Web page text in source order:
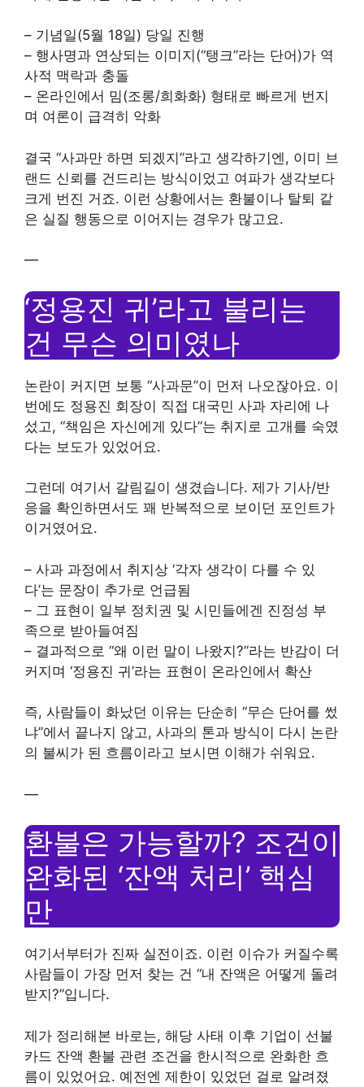
– 기념일(5월 18일) 당일 진행
– 행사명과 연상되는 이미지(“탱크”라는 단어)가 역
사적 맥락과 충돌
– 온라인에서 밈(조롱/희화화) 형태로 빠르게 번지
며 여론이 급격히 악화
결국 “사과만 하면 되겠지”라고 생각하기엔, 이미 브
랜드 신뢰를 건드리는 방식이었고 여파가 생각보다
크게 번진 거죠. 이런 상황에서는 환불이나 탈퇴 같
은 실질 행동으로 이어지는 경우가 많고요.
—
‘정용진 귀’라고 불리는
건 무슨 의미였나
논란이 커지면 보통 “사과문”이 먼저 나오잖아요. 이
번에도 정용진 회장이 직접 대국민 사과 자리에 나
섰고, “책임은 자신에게 있다”는 취지로 고개를 숙였
다는 보도가 있었어요.
그런데 여기서 갈림길이 생겼습니다. 제가 기사/반
응을 확인하면서도 꽤 반복적으로 보이던 포인트가
이거였어요.
– 사과 과정에서 취지상 ‘각자 생각이 다를 수 있
다’는 문장이 추가로 언급됨
– 그 표현이 일부 정치권 및 시민들에겐 진정성 부
족으로 받아들여짐
– 결과적으로 “왜 이런 말이 나왔지?”라는 반감이 더
커지며 ‘정용진 귀’라는 표현이 온라인에서 확산
즉, 사람들이 화났던 이유는 단순히 “무슨 단어를 썼
냐”에서 끝나지 않고, 사과의 톤과 방식이 다시 논란
의 불씨가 된 흐름이라고 보시면 이해가 쉬워요.
—
환불은 가능할까? 조건이
완화된 ‘잔액 처리’ 핵심
만
여기서부터가 진짜 실전이죠. 이런 이슈가 커질수록
사람들이 가장 먼저 찾는 건 “내 잔액은 어떻게 돌려
받지?”입니다.
제가 정리해본 바로는, 해당 사태 이후 기업이 선불
카드 잔액 환불 관련 조건을 한시적으로 완화한 흐
름이 있었어요. 예전엔 제한이 있었던 걸로 알려졌